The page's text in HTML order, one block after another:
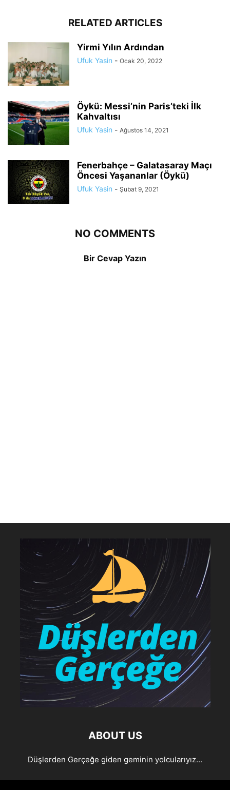
RELATED ARTICLES
Yirmi Yılın Ardından
Ufuk Yasin - Ocak 20, 2022
Öykü: Messi’nin Paris’teki İlk
Kahvaltısı
Ufuk Yasin - Ağustos 14, 2021
Fenerbahçe – Galatasaray Maçı
Öncesi Yaşananlar (Öykü)
Ufuk Yasin - Şubat 9, 2021
NO COMMENTS
Bir Cevap Yazın
ABOUT US
Düşlerden Gerçeğe giden geminin yolcularıyız...